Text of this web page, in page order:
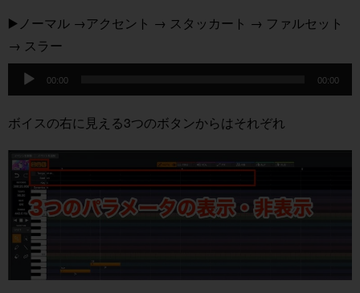
▶️ノーマル →アクセント → スタッカート → ファルセット
→ スラー
音
レ
ー
ヤ
ー
00:00 00:00
ボイスの右に見える3つのボタンからはそれぞれ